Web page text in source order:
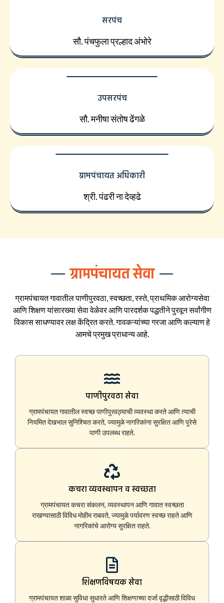
सरपंच
सौ. पंचफुला प्रल्हाद अंभोरे
उपसरपंच
सौ. मनीषा संतोष ढेंगळे
ग्रामपंचायत अधिकारी
श्री. पंढरी ना देव्हढे
ग्रामपंचायत सेवा
ग्रामपंचायत गावातील पाणीपुरवठा, स्वच्छता, रस्ते, प्राथमिक आरोग्यसेवा
आणि शिक्षण यांसारख्या सेवा वेळेवर आणि पारदर्शक पद्धतीने पुरवून सर्वांगीण
विकास साधण्यावर लक्ष केंद्रित करते. गावकऱ्यांच्या गरजा आणि कल्याण हे
आमचे प्रमुख प्राधान्य आहे.
पाणीपुरवठा सेवा
ग्रामपंचायत गावातील स्वच्छ पाणीपुरवठ्याची व्यवस्था करते आणि त्याची
नियमित देखभाल सुनिश्चित करते, ज्यामुळे नागरिकांना सुरक्षित आणि पुरेसे
पाणी उपलब्ध राहते.
कचरा व्यवस्थापन व स्वच्छता
ग्रामपंचायत कचरा संकलन, व्यवस्थापन आणि गावात स्वच्छता
राखण्यासाठी विविध मोहीम राबवते, ज्यामुळे पर्यावरण स्वच्छ राहते आणि
नागरिकांचे आरोग्य सुरक्षित राहते.
शिक्षणविषयक सेवा
ग्रामपंचायत शाळा सुविधा सुधारते आणि शिक्षणाच्या दर्जा वृद्धीसाठी विविध